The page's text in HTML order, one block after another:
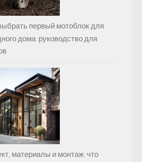
первый мотоблок для
дома: руководство для
материалы и монтаж: что